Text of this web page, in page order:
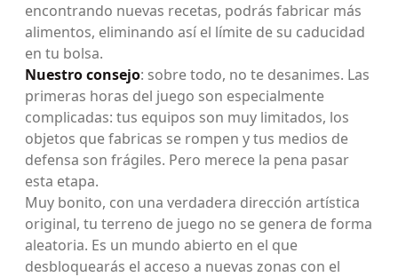
encontrando nuevas recetas, podrás fabricar más
alimentos, eliminando así el límite de su caducidad
en tu bolsa.
Nuestro consejo: sobre todo, no te desanimes. Las
primeras horas del juego son especialmente
complicadas: tus equipos son muy limitados, los
objetos que fabricas se rompen y tus medios de
defensa son frágiles. Pero merece la pena pasar
esta etapa.
Muy bonito, con una verdadera dirección artística
original, tu terreno de juego no se genera de forma
aleatoria. Es un mundo abierto en el que
desbloquearás el acceso a nuevas zonas con el